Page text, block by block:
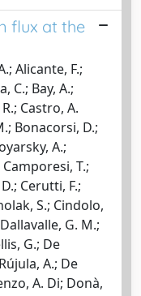
flux at the
Alicante, F.;
C.; Bay, A.;
Castro, A.
Bonacorsi, D.;
A.;
T.;
Cerutti, F.;
S.; Cindolo,
G. M.;
G.; De
A.; De
A. Di; Donà,